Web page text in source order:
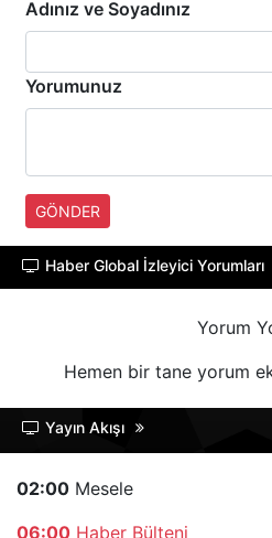
TRT BELGESEL
HT SPOR
BLOOMBERG HT
Adınız ve Soyadınız
Yorumunuz
GÖNDER
Haber Global İzleyici Yorumları
Yorum
Hemen bir tane yorum
Yayın Akışı
02:00 Mesele
06:00 Haber Bülteni